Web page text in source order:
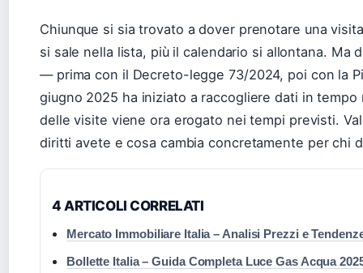
Chiunque si sia trovato a dover prenotare una
si sale nella lista, più il calendario si allontana. Ma
— prima con il Decreto-legge 73/2024, poi con la
giugno 2025 ha iniziato a raccogliere dati in tempo
delle visite viene ora erogato nei tempi previsti.
diritti avete e cosa cambia concretamente per chi
4 ARTICOLI CORRELATI
Mercato Immobiliare Italia – Analisi Prezzi e
Bollette Italia – Guida Completa Luce Gas Acqua